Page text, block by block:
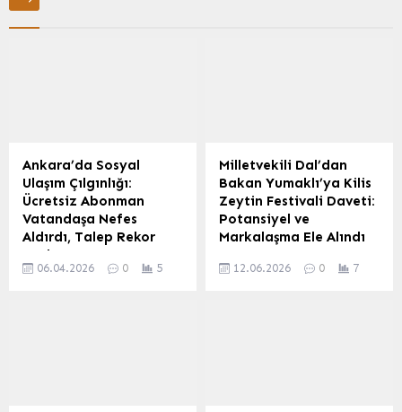
Ankara’da Sosyal
Ulaşım Çılgınlığı:
Ücretsiz Abonman
Vatandaşa Nefes
Aldırdı, Talep Rekor
Kırdı
Ankara Büyükşehir
06.04.2026 0 5
Milletvekili Dal’dan
Bakan Yumaklı’ya Kilis
Zeytin Festivali Daveti:
Potansiyel ve
Markalaşma Ele Alındı
Salih Dal, Tarım ve Orman
12.06.2026 0 7